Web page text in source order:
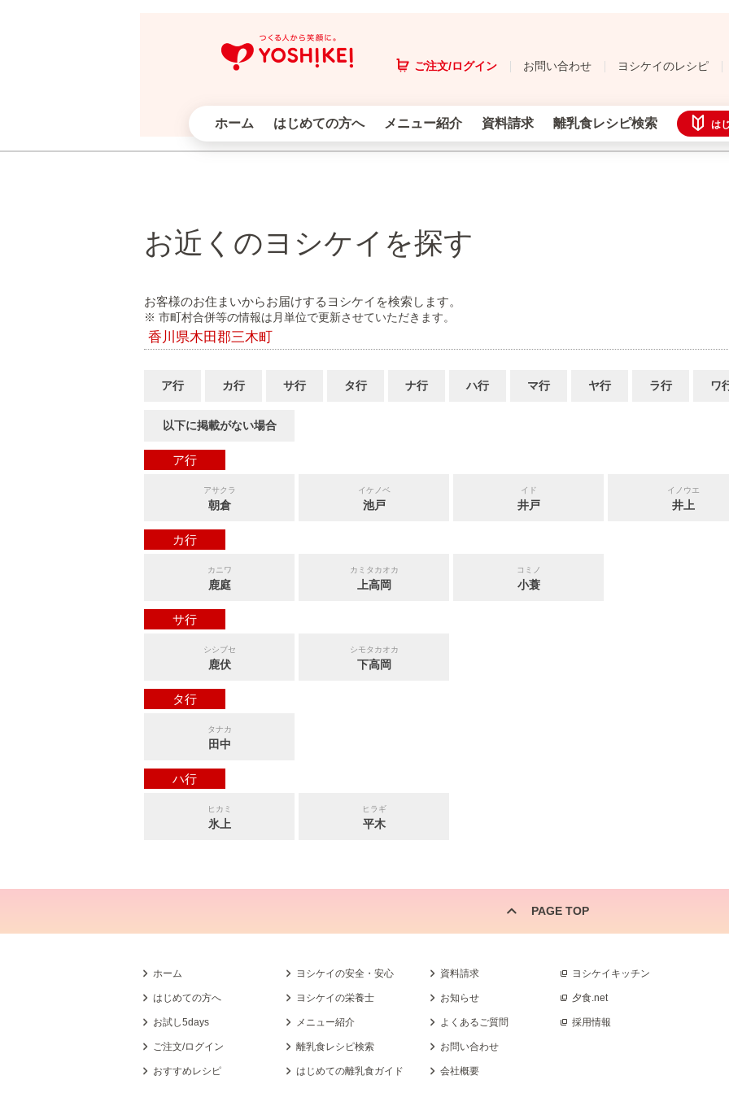
ご注文/ログイン お問い合わせ ヨシケイのレシピ
ホーム はじめての方へ メニュー紹介 資料請求 離乳食レシピ検索 は
お近くのヨシケイを探す
お客様のお住まいからお届けするヨシケイを検索します。
※ 市町村合併等の情報は月単位で更新させていただきます。
香川県木田郡三木町
ア行 カ行 サ行 タ行 ナ行 ハ行 マ行 ヤ行 ラ行 ワ
以下に掲載がない場合
ア行
アサクラ
朝倉
イケノベ
池戸
イド
井戸
イノウエ
井上
カ行
カニワ
鹿庭
カミタカオカ
上高岡
コミノ
小蓑
サ行
シシブセ
鹿伏
シモタカオカ
下高岡
タ行
タナカ
田中
ハ行
ヒカミ
氷上
ヒラギ
平木
PAGE TOP
ホーム
はじめての方へ
お試し5days
ご注文/ログイン
おすすめレシピ
ヨシケイの安全・安心
ヨシケイの栄養士
メニュー紹介
離乳食レシピ検索
はじめての離乳食ガイド
資料請求
お知らせ
よくあるご質問
お問い合わせ
会社概要
ヨシケイキッチン
夕食.net
採用情報